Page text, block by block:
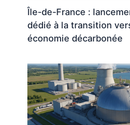
Île-de-France :
dédié à la transition
économie décarbonée